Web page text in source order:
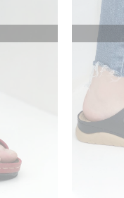
de bunlardan biridir.
hiç
plana çıkar.
Yüksek
yer alır. Özellikle
ilk sırada yer alır.
Alçak topuklu
2021